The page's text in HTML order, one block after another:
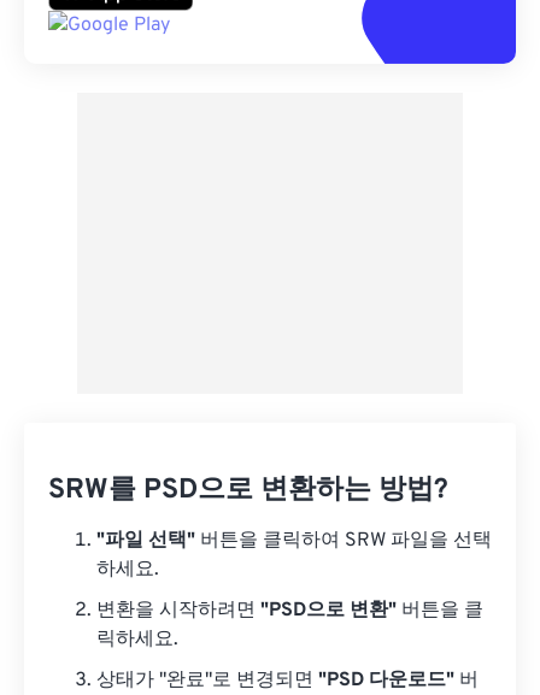
SRW를 PSD으로 변환하는 방법?
"파일 선택" 버튼을 클릭하여 SRW 파일을 선택
하세요.
변환을 시작하려면 "PSD으로 변환" 버튼을 클
릭하세요.
상태가 "완료"로 변경되면 "PSD 다운로드" 버